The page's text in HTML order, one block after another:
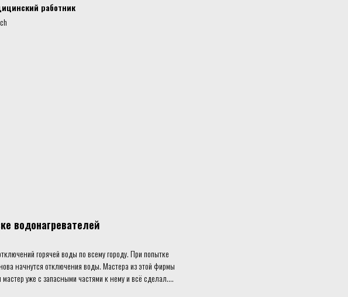
работник
водонагревателей
горячей воды по всему городу. При попытке
начнутся отключения воды. Мастера из этой фирмы
уже с запасными частями к нему и всё сделал.
так уж и дорого.